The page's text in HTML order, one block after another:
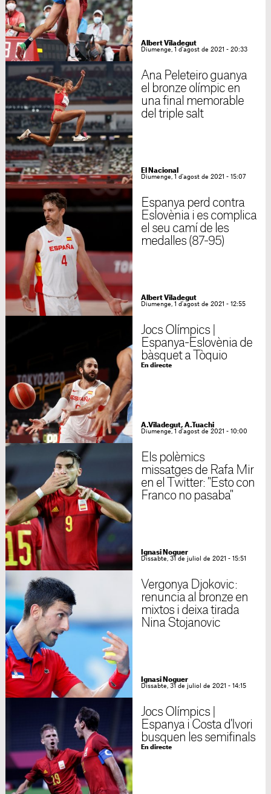
Albert Viladegut
Diumenge, 1 d'agost de 2021 - 20:33
Ana Peleteiro guanya
el bronze olímpic en
una final memorable
del triple salt
El Nacional
Diumenge, 1 d'agost de 2021 - 15:07
Espanya perd contra
Eslovènia i es complica
el seu camí de les
medalles (87-95)
Albert Viladegut
Diumenge, 1 d'agost de 2021 - 12:55
Jocs Olímpics |
Espanya-Eslovènia de
bàsquet a Tòquio
En directe
A.Viladegut, A.Tuachi
Diumenge, 1 d'agost de 2021 - 10:00
Els polèmics
missatges de Rafa Mir
en el Twitter: "Esto con
Franco no pasaba"
Ignasi Noguer
Dissabte, 31 de juliol de 2021 - 15:51
Vergonya Djokovic:
renuncia al bronze en
mixtos i deixa tirada
Nina Stojanovic
Ignasi Noguer
Dissabte, 31 de juliol de 2021 - 14:15
Jocs Olímpics |
Espanya i Costa d'Ivori
busquen les semifinals
En directe